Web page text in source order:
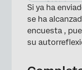
Si ya ha
se ha
encuesta ,
su